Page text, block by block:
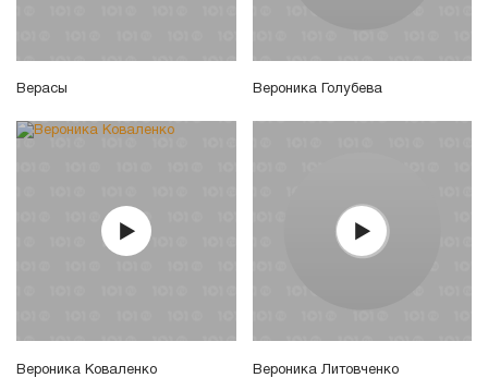
Верасы Вероника Голубева
Вероника Коваленко Вероника Литовченко